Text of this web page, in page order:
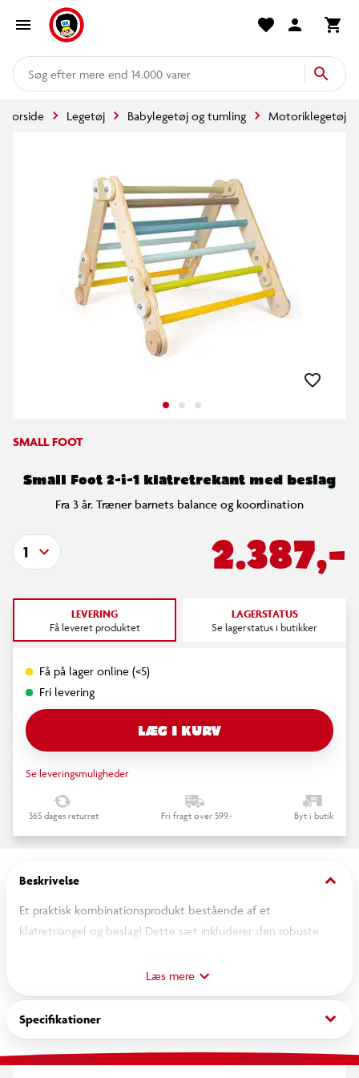
mere end 14.000 varer
Forside Legetøj Babylegetøj og tumling Motoriklegetøj
SMALL FOOT
Small Foot 2-i-1 klatretrekant med beslag
Fra 3 år. Træner barnets balance og koordination
2.387,-
1
LEVERING
Få leveret produktet
LAGERSTATUS
Se lagerstatus i butikker
Få på lager online (<5)
Fri levering
LÆG I KURV
Se leveringsmuligheder
365 dages returret Fri fragt over 599,- Byt i butik
Beskrivelse keyboard_arrow_down
Et praktisk kombinationsprodukt bestående af et
klatretriangel og beslag! Dette sæt inkluderer den robuste
designede "Adventure" beslag, som gør det muligt at fastgøre
klatretrekanten til væggen, så det bliver til et fuldt
funktionelt sæt vægbarer for små børn. "Adventure"
klatretrekanten er et alsidigt træningslegetøj, der inspirerer
unge klatreeksperters fantasi. Det ultimative lege- og
Læs mere
Specifikationer keyboard_arrow_down